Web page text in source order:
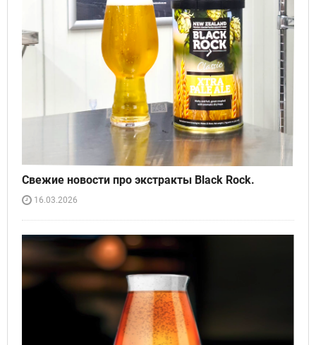
Свежие новости про экстракты Black Rock.
16.03.2026